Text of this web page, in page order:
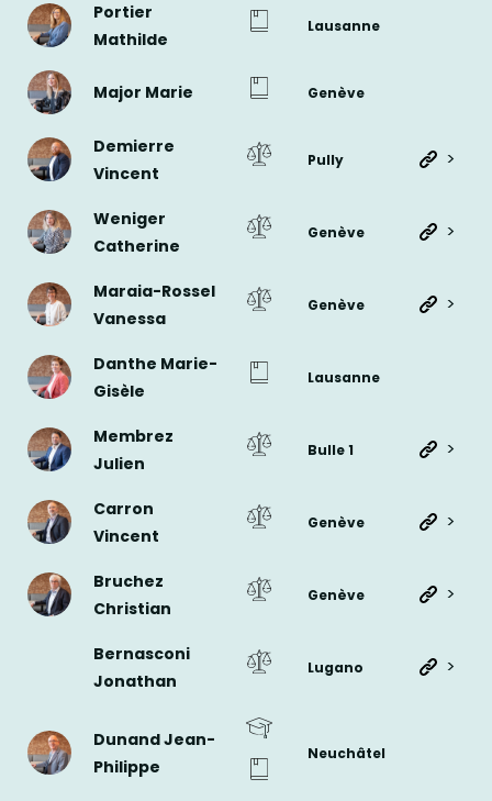
Portier
Mathilde
Lausanne
Major Marie Genève
Demierre
Vincent
Pully >
Weniger
Catherine
Genève >
Maraia-Rossel
Vanessa
Genève >
Danthe Marie-
Gisèle
Lausanne
Membrez
Julien
Bulle 1 >
Carron
Vincent
Genève >
Bruchez
Christian
Genève >
Bernasconi
Jonathan
Lugano >
Dunand Jean-
Philippe
Neuchâtel